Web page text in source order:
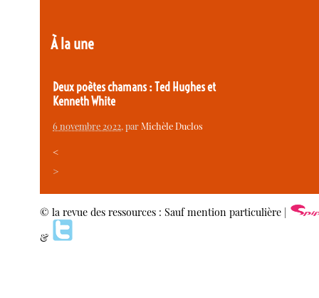
À la une
Deux poètes chamans : Ted Hughes et
Kenneth White
6 novembre 2022, parMichèle Duclos
<
>
© la revue des ressources : Sauf mention particulière |
&